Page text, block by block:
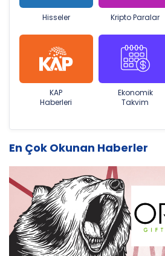
Hisseler Kripto Paralar
KAP
Haberleri
Ekonomik
Takvim
En Çok Okunan Haberler